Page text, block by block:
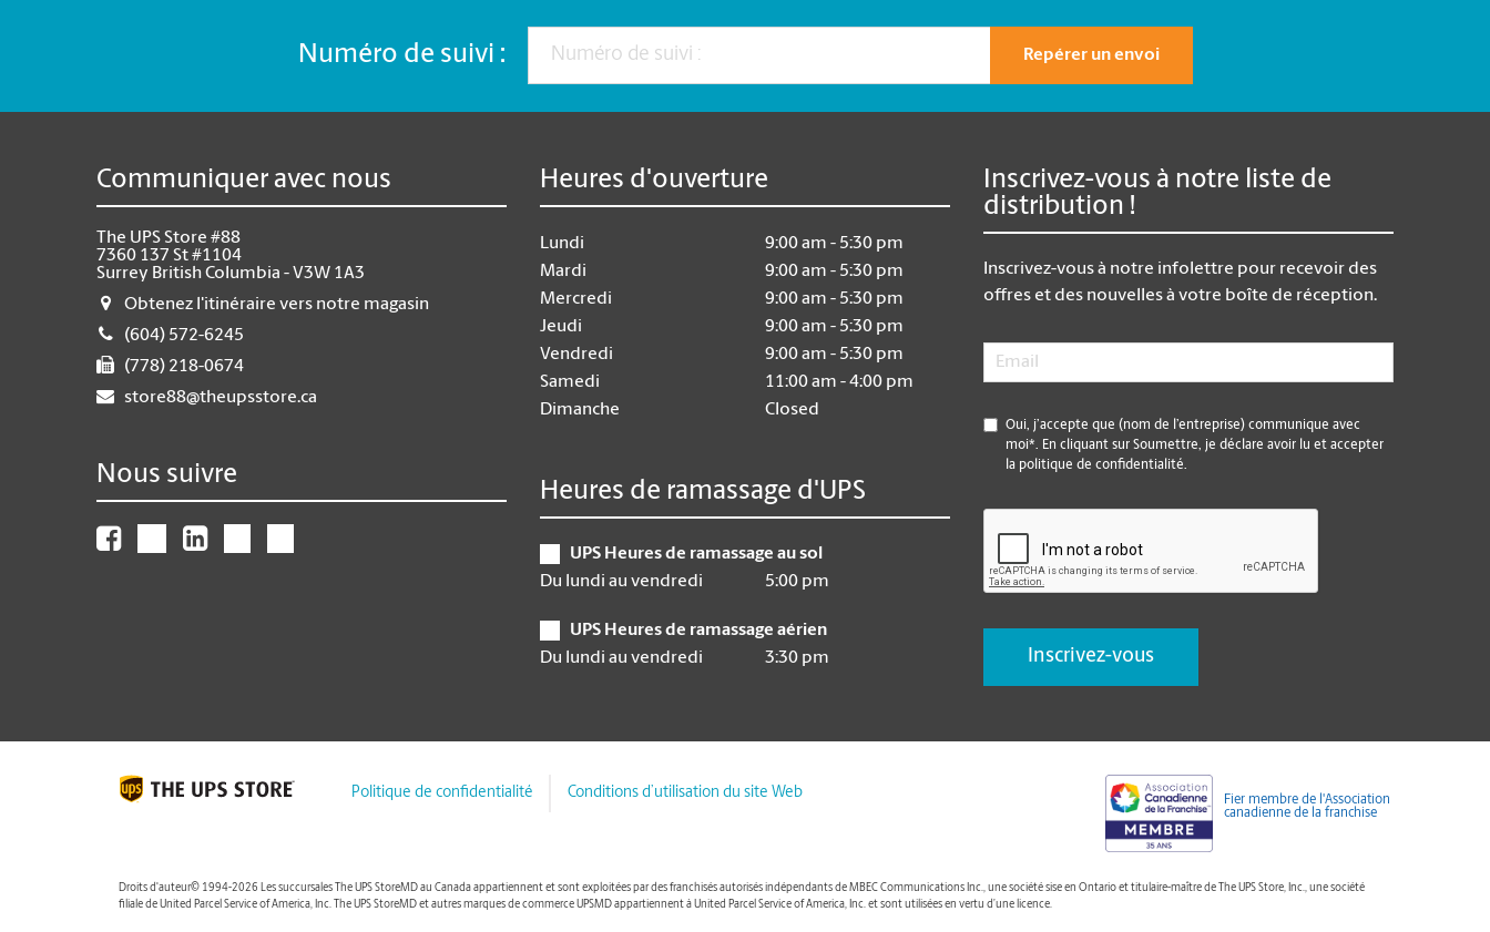
Numéro de suivi : Repérer un envoi
Communiquer avec nous
The UPS Store #88
7360 137 St #1104
Surrey British Columbia - V3W 1A3
Obtenez l'itinéraire vers notre magasin
(604) 572-6245
(778) 218-0674
store88@theupsstore.ca
Nous suivre
Heures d'ouverture
Lundi
9:00 am - 5:30 pm
Mardi
9:00 am - 5:30 pm
Mercredi
9:00 am - 5:30 pm
Jeudi
9:00 am - 5:30 pm
Vendredi
9:00 am - 5:30 pm
Samedi
11:00 am - 4:00 pm
Dimanche
Closed
Heures de ramassage d'UPS
UPS Heures de ramassage au sol
Du lundi au vendredi
5:00 pm
UPS Heures de ramassage aérien
Du lundi au vendredi
3:30 pm
Inscrivez-vous à notre liste de
distribution !
Inscrivez-vous à notre infolettre pour recevoir des
offres et des nouvelles à votre boîte de réception.
Email
* Oui, j’accepte que (nom de l’entreprise) communique avec
moi*. En cliquant sur Soumettre, je déclare avoir lu et accepter
la politique de confidentialité.
Politique de confidentialité Conditions d’utilisation du site Web
Fier membre de l'Association
canadienne de la franchise
Droits d'auteur© 1994-2026 Les succursales The UPS StoreMD au Canada appartiennent et sont exploitées par des franchisés autorisés indépendants de MBEC Communications Inc., une société sise en Ontario et titulaire-maître de The UPS Store, Inc., une société
filiale de United Parcel Service of America, Inc. The UPS StoreMD et autres marques de commerce UPSMD appartiennent à United Parcel Service of America, Inc. et sont utilisées en vertu d’une licence.